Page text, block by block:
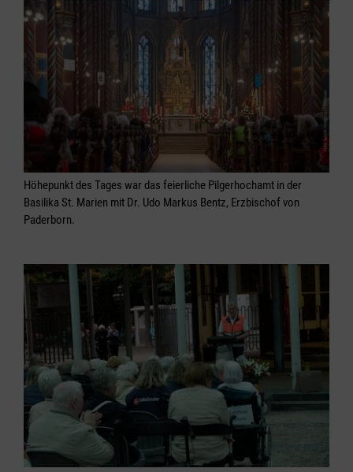
Höhepunkt des Tages war das feierliche Pilgerhochamt in der
Basilika St. Marien mit Dr. Udo Markus Bentz, Erzbischof von
Paderborn.